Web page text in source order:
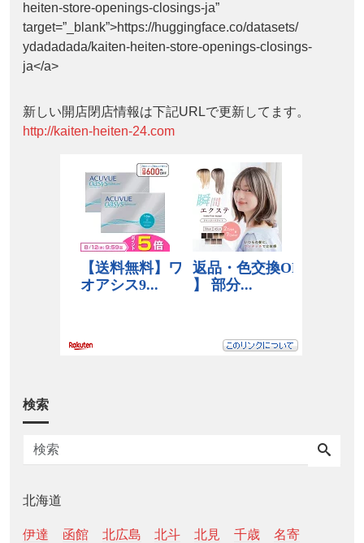
heiten-store-openings-closings-ja”
target=”_blank”>https://huggingface.co/datasets/
ydadadada/kaiten-heiten-store-openings-closings-
ja</a>
新しい開店閉店情報は下記URLで更新してます。
http://kaiten-heiten-24.com
検索
北海道
伊達 函館 北広島 北斗 北見 千歳
名寄